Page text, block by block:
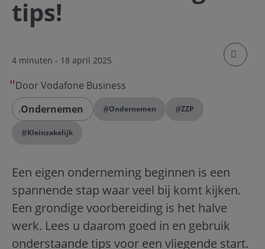
tips!
4 minuten - 18 april 2025
klik om
Door Vodafone Business
Ondernemen
#Ondernemen #ZZP
#Kleinzakelijk
Een eigen onderneming beginnen is een
spannende stap waar veel bij komt kijken.
Een grondige voorbereiding is het halve
werk. Lees u daarom goed in en gebruik
onderstaande tips voor een vliegende start.